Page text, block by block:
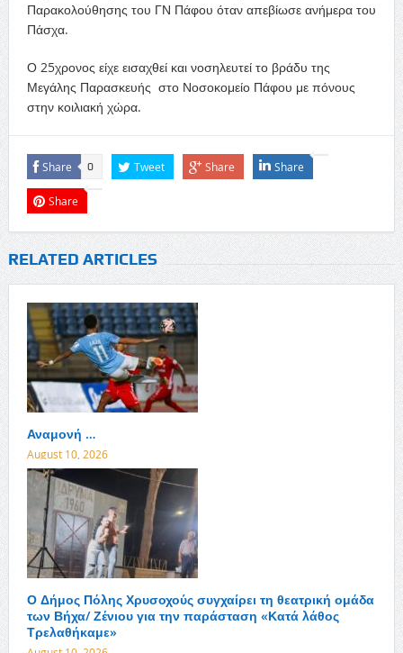
Παρακολούθησης του ΓΝ Πάφου όταν απεβίωσε ανήμερα του
Πάσχα.
Ο 25χρονος είχε εισαχθεί και νοσηλευτεί το βράδυ της
Μεγάλης Παρασκευής στο Νοσοκομείο Πάφου με πόνους
στην κοιλιακή χώρα.
Share 0 Tweet Share Share
Share
RELATED ARTICLES
Αναμονή …
August 10, 2026
Ο Δήμος Πόλης Χρυσοχούς συγχαίρει τη θεατρική ομάδα
των Βήχα/ Ζένιου για την παράσταση «Κατά λάθος
Τρελαθήκαμε»